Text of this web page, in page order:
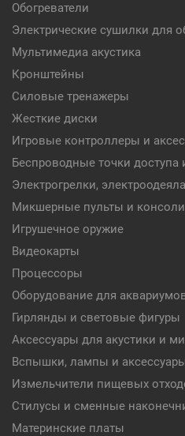
Обогреватели
Электрические сушилки для
Мультимедиа акустика
Кронштейны
Силовые тренажеры
Жесткие диски
Игровые контроллеры и
Беспроводные точки доступа
Электрогрелки,
Микшерные пульты и консоли
Игрушечное оружие
Видеокарты
Процессоры
Оборудование для
Гирлянды и световые фигуры
Аксессуары для акустики и
Вспышки, лампы и
Измельчители пищевых
Стилусы и сменные
Материнские платы